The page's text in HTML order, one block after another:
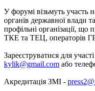
У форумі візьмуть участь
органів державної влади
профільні організації, що
ТКЕ та ТЕЦ, операторів
Зареєструватися для
kylik@gmail.com або
Акредитація ЗМІ -